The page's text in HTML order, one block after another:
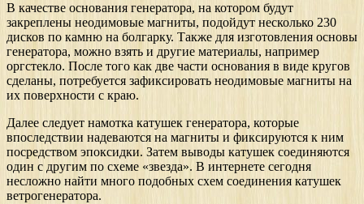
В качестве основания генератора, на котором будут
закреплены неодимовые магниты, подойдут несколько 230
дисков по камню на болгарку. Также для изготовления основы
генератора, можно взять и другие материалы, например
оргстекло. После того как две части основания в виде кругов
сделаны, потребуется зафиксировать неодимовые магниты на
их поверхности с краю.
Далее следует намотка катушек генератора, которые
впоследствии надеваются на магниты и фиксируются к ним
посредством эпоксидки. Затем выводы катушек соединяются
один с другим по схеме «звезда». В интернете сегодня
несложно найти много подобных схем соединения катушек
ветрогенератора.